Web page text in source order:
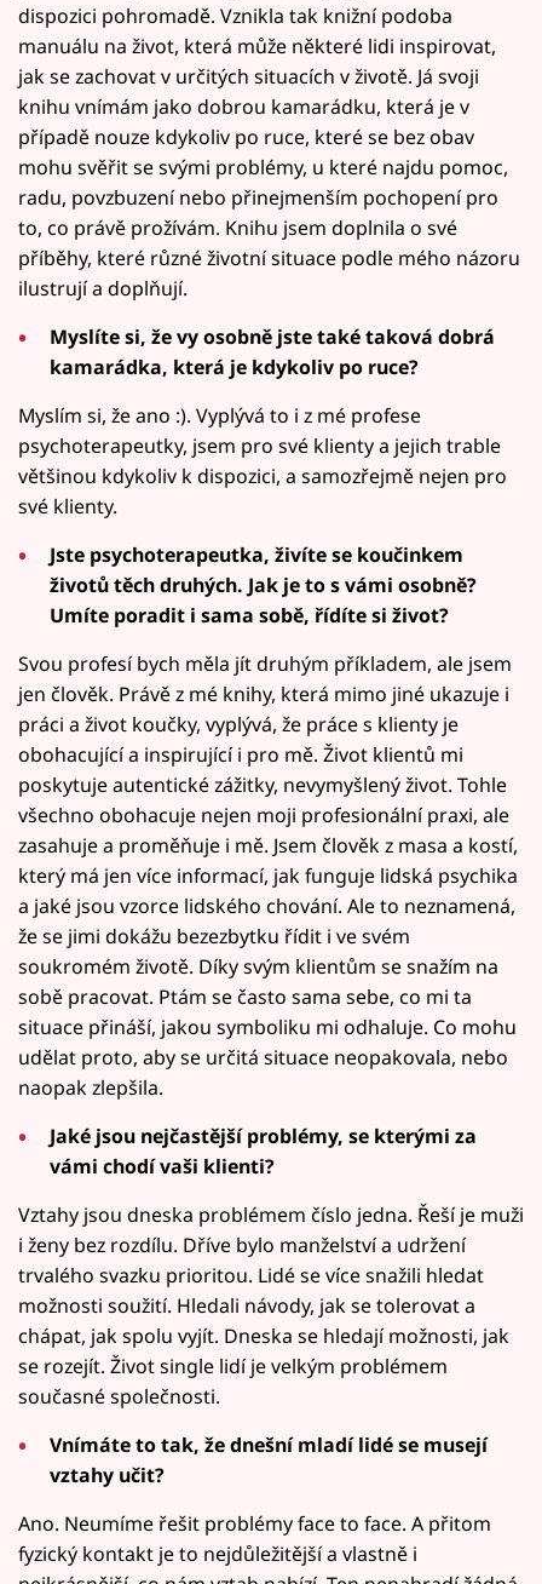
dispozici pohromadě. Vznikla tak knižní podoba
manuálu na život, která může některé lidi inspirovat,
jak se zachovat v určitých situacích v životě. Já svoji
knihu vnímám jako dobrou kamarádku, která je v
případě nouze kdykoliv po ruce, které se bez obav
mohu svěřit se svými problémy, u které najdu pomoc,
radu, povzbuzení nebo přinejmenším pochopení pro
to, co právě prožívám. Knihu jsem doplnila o své
příběhy, které různé životní situace podle mého názoru
ilustrují a doplňují.
Myslíte si, že vy osobně jste také taková dobrá
kamarádka, která je kdykoliv po ruce?
Myslím si, že ano :). Vyplývá to i z mé profese
psychoterapeutky, jsem pro své klienty a jejich trable
většinou kdykoliv k dispozici, a samozřejmě nejen pro
své klienty.
Jste psychoterapeutka, živíte se koučinkem
životů těch druhých. Jak je to s vámi osobně?
Umíte poradit i sama sobě, řídíte si život?
Svou profesí bych měla jít druhým příkladem, ale jsem
jen člověk. Právě z mé knihy, která mimo jiné ukazuje i
práci a život koučky, vyplývá, že práce s klienty je
obohacující a inspirující i pro mě. Život klientů mi
poskytuje autentické zážitky, nevymyšlený život. Tohle
všechno obohacuje nejen moji profesionální praxi, ale
zasahuje a proměňuje i mě. Jsem člověk z masa a kostí,
který má jen více informací, jak funguje lidská psychika
a jaké jsou vzorce lidského chování. Ale to neznamená,
že se jimi dokážu bezezbytku řídit i ve svém
soukromém životě. Díky svým klientům se snažím na
sobě pracovat. Ptám se často sama sebe, co mi ta
situace přináší, jakou symboliku mi odhaluje. Co mohu
udělat proto, aby se určitá situace neopakovala, nebo
naopak zlepšila.
Jaké jsou nejčastější problémy, se kterými za
vámi chodí vaši klienti?
Vztahy jsou dneska problémem číslo jedna. Řeší je muži
i ženy bez rozdílu. Dříve bylo manželství a udržení
trvalého svazku prioritou. Lidé se více snažili hledat
možnosti soužití. Hledali návody, jak se tolerovat a
chápat, jak spolu vyjít. Dneska se hledají možnosti, jak
se rozejít. Život single lidí je velkým problémem
současné společnosti.
Vnímáte to tak, že dnešní mladí lidé se musejí
vztahy učit?
Ano. Neumíme řešit problémy face to face. A přitom
fyzický kontakt je to nejdůležitější a vlastně i